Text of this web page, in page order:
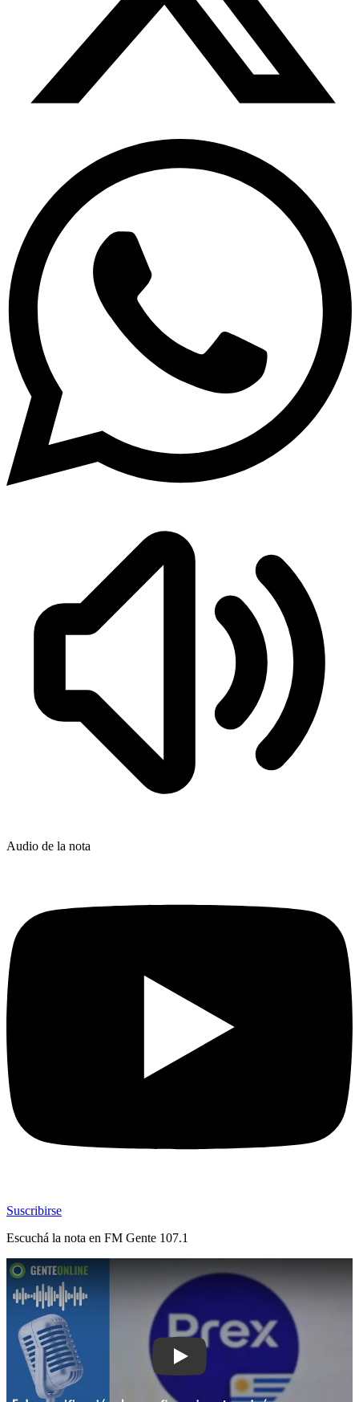
Audio de la nota
Suscribirse
Escuchá la nota en FM Gente 107.1
Play: Falsa verificación de app